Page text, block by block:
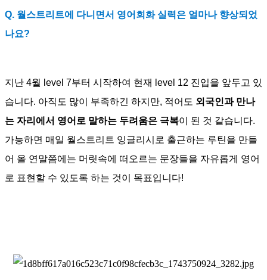
Q. 월스트리트에 다니면서 영어회화 실력은 얼마나 향상되었
나요?
지난 4월 level 7부터 시작하여 현재 level 12 진입을 앞두고 있
습니다. 아직도 많이 부족하긴 하지만, 적어도 외국인과 만나
는 자리에서 영어로 말하는 두려움은 극복이 된 것 같습니다.
가능하면 매일 월스트리트 잉글리시로 출근하는 루틴을 만들
어 올 연말쯤에는 머릿속에 떠오르는 문장들을 자유롭게 영어
로 표현할 수 있도록 하는 것이 목표입니다!